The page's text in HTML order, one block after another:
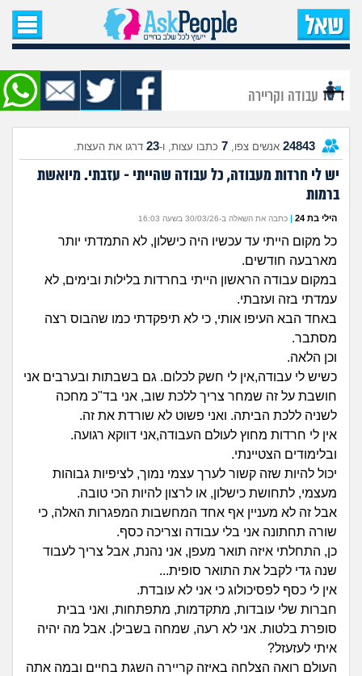
עמוד הבית
שאל שאלה
שאלות חדשות
שאלות שעוררו עניין
מה קורה כאן?
מתחם הטיפים
מדורים
היריון ולידה
הורות ומשפחה
מתבגרים
מהבקו"ם... ועד מתי?!
עבודה וקריירה
הרשמה | התחברות
עבודה וקריירה
24843 אנשים צפו, 7 כתבו עצות, ו-23 דרגו את העצות.
יש לי חרדות מעבודה, כל עבודה שהייתי - עזבתי. מיואשת
ברמות
הילי בת 24 | כתבה את השאלה ב-30/03/26 בשעה 16:03
כל מקום הייתי עד עכשיו היה כישלון, לא התמדתי יותר
מארבעה חודשים.
במקום עבודה הראשון הייתי בחרדות בלילות ובימים, לא
עמדתי בזה ועזבתי.
באחד הבא העיפו אותי, כי לא תיפקדתי כמו שהבוס רצה
מסתבר.
וכן הלאה.
כשיש לי עבודה,אין לי חשק לכלום. גם בשבתות ובערבים אני
חושבת על זה שמחר צריך ללכת שוב, אני בד"כ מחכה
לשניה ללכת הביתה. ואני פשוט לא שורדת את זה.
אין לי חרדות מחוץ לעולם העבודה,אני דווקא רגועה.
ובלימודים הצטיינתי.
יכול להיות שזה קשור לערך עצמי נמוך, לציפיות גבוהות
מעצמי, לתחושת כישלון, או לרצון להיות הכי טובה.
אבל זה לא מעניין אף אחד המחשבות המפגרות האלה, כי
שורה תחתונה אני בלי עבודה וצריכה כסף.
כן, התחלתי איזה תואר מעפן, אני נהנת, אבל צריך לעבוד
שנה גדי לקבל את התואר סופית...
אין לי כסף לפסיכולוג כי אני לא עובדת.
חברות שלי עובדות, מתקדמות, מתפתחות, ואני בבית
סופרת בלטות. אני לא רעה, שמחה בשבילן. אבל מה יהיה
איתי לעזעזל?
העולם רואה הצלחה באיזה קריירה השגת בחיים ובמה אתה